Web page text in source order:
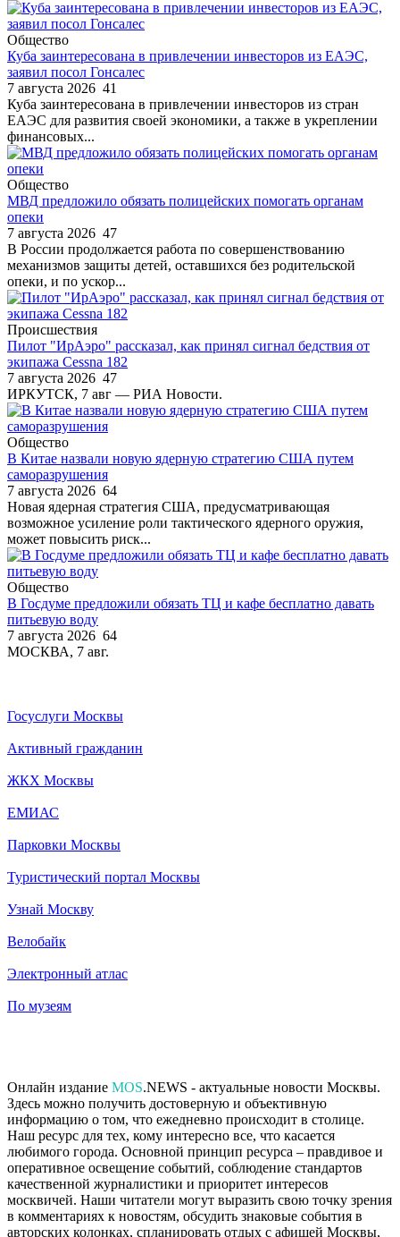
Общество
Куба заинтересована в привлечении инвесторов из ЕАЭС,
заявил посол Гонсалес
7 августа 2026 41
Куба заинтересована в привлечении инвесторов из стран
ЕАЭС для развития своей экономики, а также в укреплении
финансовых...
Общество
МВД предложило обязать полицейских помогать органам
опеки
7 августа 2026 47
В России продолжается работа по совершенствованию
механизмов защиты детей, оставшихся без родительской
опеки, и по ускор...
Происшествия
Пилот "ИрАэро" рассказал, как принял сигнал бедствия от
экипажа Cessna 182
7 августа 2026 47
ИРКУТСК, 7 авг — РИА Новости.
Общество
В Китае назвали новую ядерную стратегию США путем
саморазрушения
7 августа 2026 64
Новая ядерная стратегия США, предусматривающая
возможное усиление роли тактического ядерного оружия,
может повысить риск...
Общество
В Госдуме предложили обязать ТЦ и кафе бесплатно давать
питьевую воду
7 августа 2026 64
МОСКВА, 7 авг.
Госуслуги Москвы
Активный гражданин
ЖКХ Москвы
ЕМИАС
Парковки Москвы
Туристический портал Москвы
Узнай Москву
Велобайк
Электронный атлас
По музеям
Онлайн издание MOS.NEWS - актуальные новости Москвы.
Здесь можно получить достоверную и объективную
информацию о том, что ежедневно происходит в столице.
Наш ресурс для тех, кому интересно все, что касается
любимого города. Основной принцип ресурса – правдивое и
оперативное освещение событий, соблюдение стандартов
качественной журналистики и приоритет интересов
москвичей. Наши читатели могут выразить свою точку зрения
в комментариях к новостям, обсудить знаковые события в
авторских колонках, спланировать отдых с афишей Москвы,